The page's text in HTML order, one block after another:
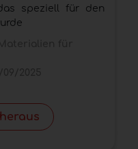
speziell für den